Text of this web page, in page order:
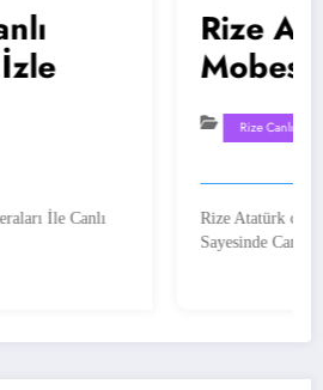
Rize Atatürk
Mobese Kamera
Rize Canlı Mobese Kamera İzle
Rize Atatürk caddesinde Bulunan
Sayesinde Canlı Olarak Bu…